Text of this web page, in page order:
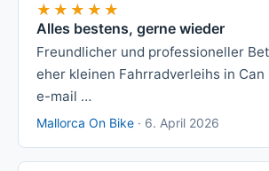
★★★★★
★★★★★
Alles bestens, gerne wieder
Freundlicher und professioneller
eher kleinen Fahrradverleihs in
e-mail …
Mallorca On Bike · 6. April 2026